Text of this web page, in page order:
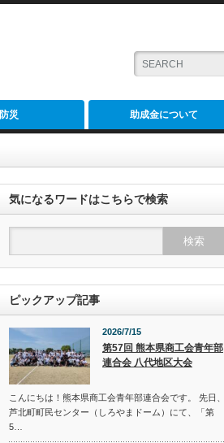
防災 助成金について
気になるワードはこちらで検索
ピックアップ記事
2026/7/15
第57回 熊本県商工会青年部
連合会 八代地区大会
こんにちは！熊本県商工会青年部連合会です。 先日、
芦北町町民センター（しろやまドーム）にて、「第
5…